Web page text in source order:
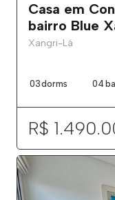
Casa em
bairro Blue
Xangri-Lá
03dorms 04
R$